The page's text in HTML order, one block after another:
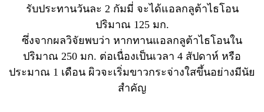
รับประทานวันละ 2 กัมมี่ จะได้แอลกลูต้าไธโอน
ปริมาณ 125 มก.
ซึ่งจากผลวิจัยพบว่า หากทานแอลกลูต้าไธโอนใน
ปริมาณ 250 มก. ต่อเนื่องเป็นเวลา 4 สัปดาห์ หรือ
ประมาณ 1 เดือน ผิวจะเริ่มขาวกระจ่างใสขึ้นอย่างมีนัย
สำคัญ